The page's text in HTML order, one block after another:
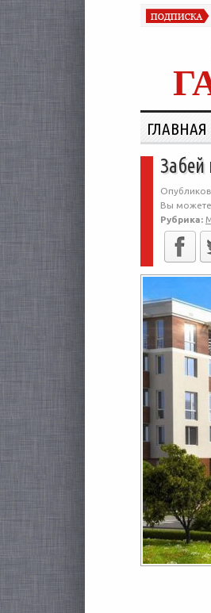
ГЛАВНАЯ
Забей
Вы можете
Рубрика: